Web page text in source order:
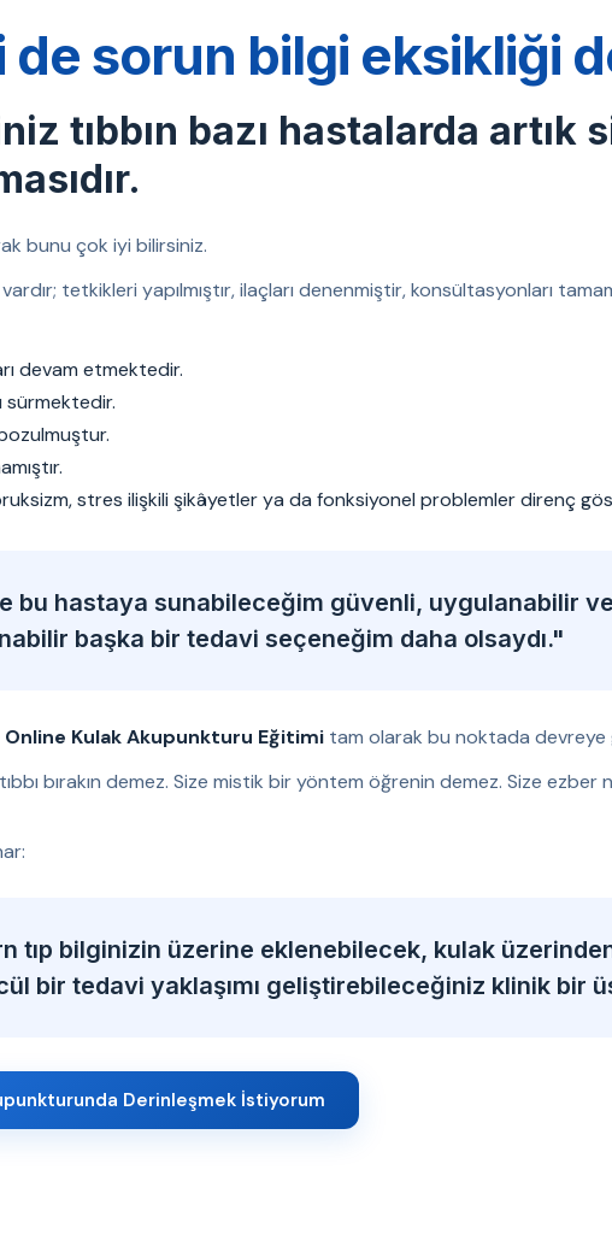
de sorun bilgi eksikliği
tıbbın bazı hastalarda artık
bunu çok iyi bilirsiniz.
tetkikleri yapılmıştır, ilaçları denenmiştir, konsültasyonları
devam etmektedir.
sürmektedir.
stres ilişkili şikâyetler ya da fonksiyonel problemler direnç
bu hastaya sunabileceğim güvenli, uygulanabilir
başka bir tedavi seçeneğim daha olsaydı."
Online Kulak Akupunkturu Eğitimi tam olarak bu noktada devreye
bırakın demez. Size mistik bir yöntem öğrenin demez. Size
tıp bilginizin üzerine eklenebilecek, kulak
bir tedavi yaklaşımı geliştirebileceğiniz klinik bir
Derinleşmek İstiyorum